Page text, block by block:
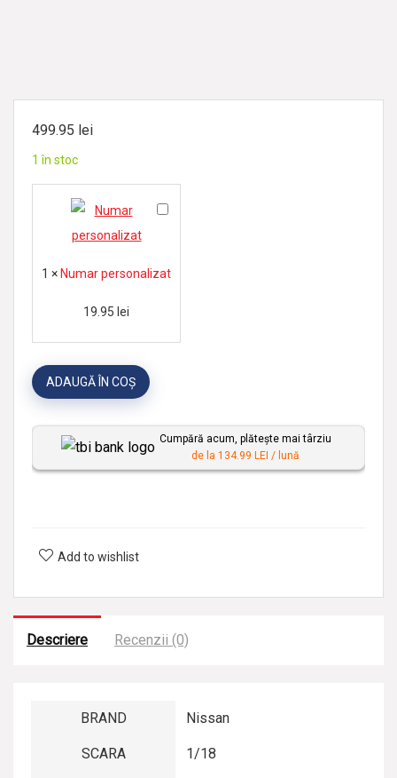
499.95 lei
1 în stoc
N
1 × Numar personalizat
19.95 lei
ADAUGĂ ÎN COȘ
Cumpără acum, plătește mai târziu
de la 134.99 LEI / lună
Add to wishlist
Descriere Recenzii (0)
BRAND Nissan
SCARA 1/18